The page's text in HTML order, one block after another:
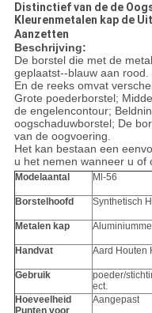
Distinctief van de de
Kleurenmetalen kap de
Aanzetten
Beschrijving:
De borstel die met de
geplaatst--blauw aan rood.
En de reeks omvat
Grote poederborstel;
de engelencontour;
oogschaduwborstel; De
van de oogvoering.
Het kan bestaan een
u het nemen wanneer u of
Modelaantal Ml-56
Borstelhoofd Synthetisch
Metalen kap
Handvat Aard Houten
Gebruik
poeder/
ect.
Hoeveelheid
Aangepast